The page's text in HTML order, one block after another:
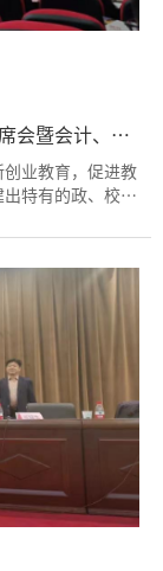
西南地区高职高专会计系主任（院长）联席会暨会计、财务管理专业人才培养方案制定研讨会在成都举办
业教育，促进教
特有的政、校、